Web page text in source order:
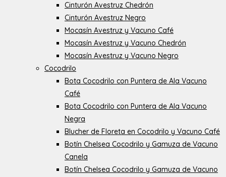
Cinturón Avestruz Chedrón
Cinturón Avestruz Negro
Mocasín Avestruz y Vacuno Café
Mocasín Avestruz y Vacuno Chedrón
Mocasín Avestruz y Vacuno Negro
Cocodrilo
Bota Cocodrilo con Puntera de Ala Vacuno
Café
Bota Cocodrilo con Puntera de Ala Vacuno
Negra
Blucher de Floreta en Cocodrilo y Vacuno Café
Botín Chelsea Cocodrilo y Gamuza de Vacuno
Canela
Botín Chelsea Cocodrilo y Gamuza de Vacuno